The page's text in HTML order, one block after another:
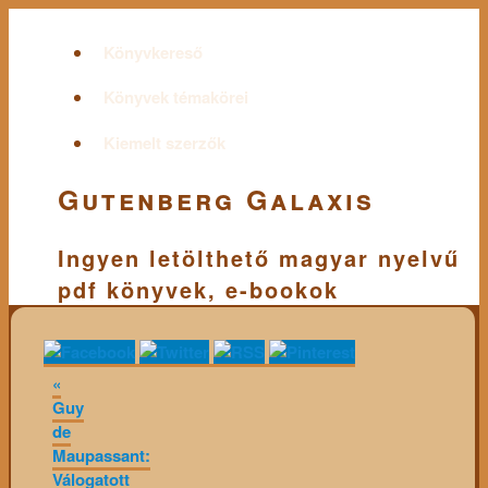
Könyvkereső
Könyvek témakörei
Kiemelt szerzők
Gutenberg Galaxis
Ingyen letölthető magyar nyelvű
pdf könyvek, e-bookok
«
Guy
de
Maupassant:
Válogatott